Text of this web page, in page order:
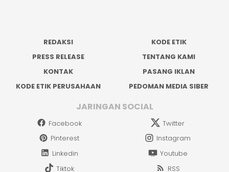
REDAKSI
KODE ETIK
PRESS RELEASE
TENTANG KAMI
KONTAK
PASANG IKLAN
KODE ETIK PERUSAHAAN
PEDOMAN MEDIA SIBER
JARINGAN SOCIAL
Facebook
Twitter
Pinterest
Instagram
Linkedin
Youtube
Tiktok
RSS